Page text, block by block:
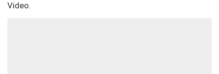
Video.